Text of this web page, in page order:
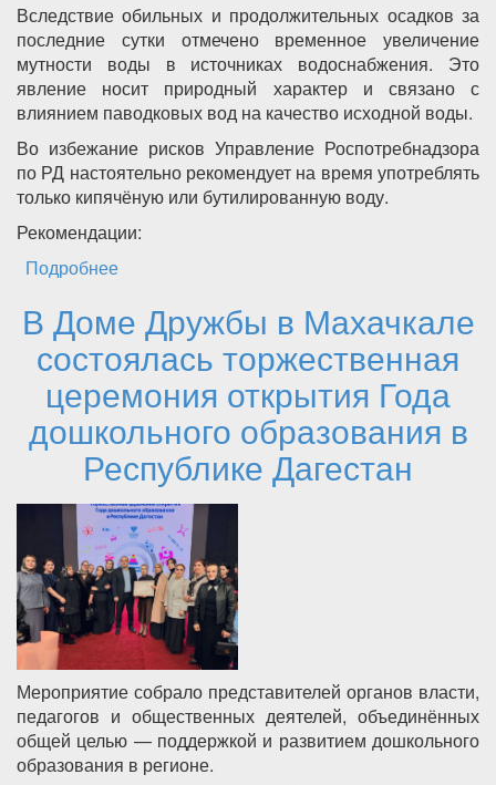
Вследствие обильных и продолжительных осадков за
последние сутки отмечено временное увеличение
мутности воды в источниках водоснабжения. Это
явление носит природный характер и связано с
влиянием паводковых вод на качество исходной воды.
Во избежание рисков Управление Роспотребнадзора
по РД настоятельно рекомендует на время употреблять
только кипячёную или бутилированную воду.
Рекомендации:
Подробнее
ПРЕДУПРЕЖДАЕТ
В Доме Дружбы в Махачкале
состоялась торжественная
церемония открытия Года
дошкольного образования в
Республике Дагестан
Мероприятие собрало представителей органов власти,
педагогов и общественных деятелей, объединённых
общей целью — поддержкой и развитием дошкольного
образования в регионе.